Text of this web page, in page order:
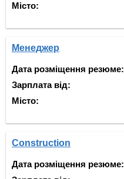
Місто:
Менеджер
Дата розміщення резюме:
Зарплата від:
Місто:
Construction
Дата розміщення резюме: